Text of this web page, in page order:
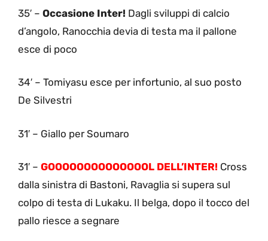
35′ – Occasione Inter! Dagli sviluppi di calcio
d’angolo, Ranocchia devia di testa ma il pallone
esce di poco
34′ – Tomiyasu esce per infortunio, al suo posto
De Silvestri
31′ – Giallo per Soumaro
31′ – GOOOOOOOOOOOOOOL DELL’INTER! Cross
dalla sinistra di Bastoni, Ravaglia si supera sul
colpo di testa di Lukaku. Il belga, dopo il tocco del
pallo riesce a segnare